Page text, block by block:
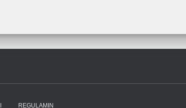
REGULAMIN